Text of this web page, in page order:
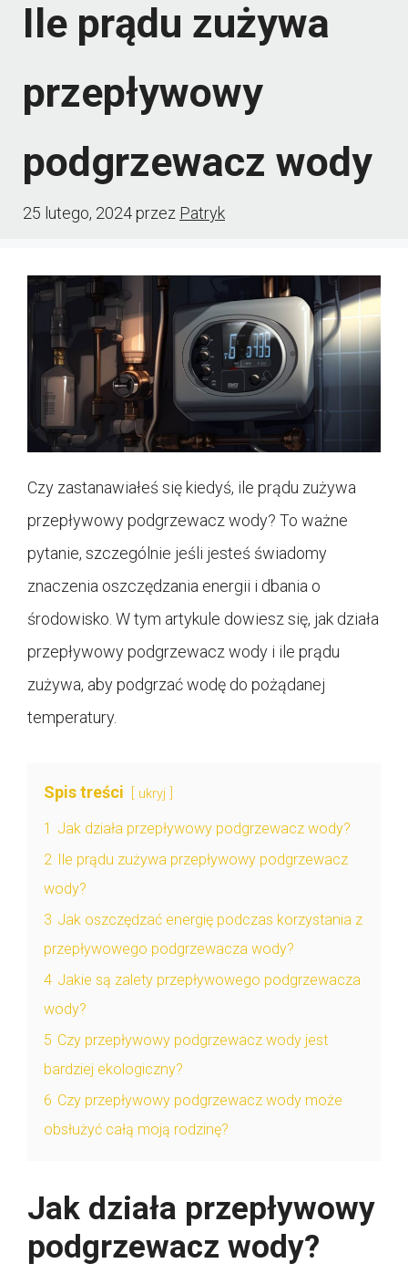
Ile prądu zużywa
przepływowy
podgrzewacz wody
25 lutego, 2024przez Patryk
Czy zastanawiałeś się kiedyś, ile prądu zużywa
przepływowy podgrzewacz wody? To ważne
pytanie, szczególnie jeśli jesteś świadomy
znaczenia oszczędzania energii i dbania o
środowisko. W tym artykule dowiesz się, jak działa
przepływowy podgrzewacz wody i ile prądu
zużywa, aby podgrzać wodę do pożądanej
temperatury.
Spis treści ukryj
1 Jak działa przepływowy podgrzewacz wody?
2
Ile prądu zużywa przepływowy podgrzewacz
wody?
3 Jak oszczędzać energię podczas korzystania z
przepływowego podgrzewacza wody?
4 Jakie są zalety przepływowego podgrzewacza
wody?
5 Czy przepływowy podgrzewacz wody jest
bardziej ekologiczny?
6 Czy przepływowy podgrzewacz wody może
obsłużyć całą moją rodzinę?
Jak działa przepływowy
podgrzewacz wody?